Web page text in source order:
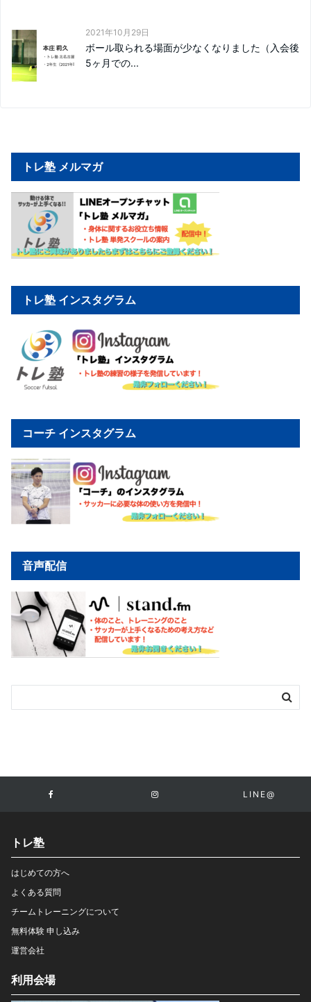
2021年10月29日
ボール取られる場面が少なくなりました（入会後
5ヶ月での...
トレ塾 メルマガ
トレ塾 インスタグラム
コーチ インスタグラム
音声配信
LINE@
トレ塾
はじめての方へ
よくある質問
チームトレーニングについて
無料体験 申し込み
運営会社
利用会場